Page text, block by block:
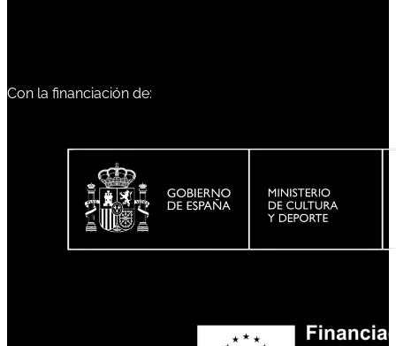
Con la financiación de: